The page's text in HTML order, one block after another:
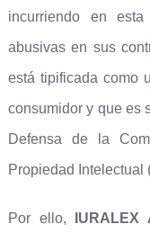
incurriendo en
abusivas en sus
está tipificada como
consumidor y que es
Defensa de la
Propiedad Intelectual
Por ello, IURALEX